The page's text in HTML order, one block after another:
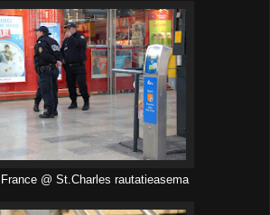
@ St.Charles rautatieasema